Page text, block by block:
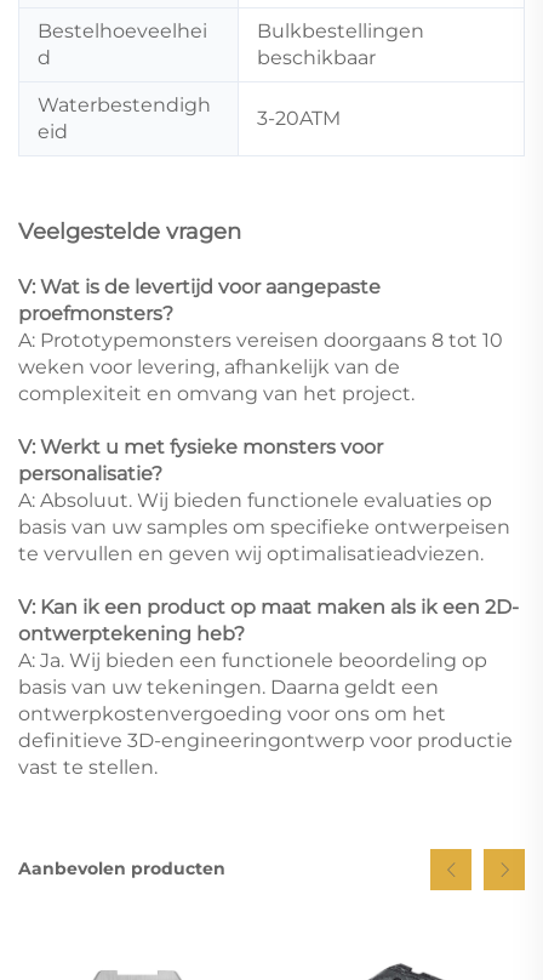
Bestelhoeveelhei
d
Bulkbestellingen
beschikbaar
Waterbestendigh
eid
3-20ATM
Veelgestelde vragen
V: Wat is de levertijd voor aangepaste
proefmonsters?
A: Prototypemonsters vereisen doorgaans 8 tot 10
weken voor levering, afhankelijk van de
complexiteit en omvang van het project.
V: Werkt u met fysieke monsters voor
personalisatie?
A: Absoluut. Wij bieden functionele evaluaties op
basis van uw samples om specifieke ontwerpeisen
te vervullen en geven wij optimalisatieadviezen.
V: Kan ik een product op maat maken als ik een 2D-
ontwerptekening heb?
A: Ja. Wij bieden een functionele beoordeling op
basis van uw tekeningen. Daarna geldt een
ontwerpkostenvergoeding voor ons om het
definitieve 3D-engineeringontwerp voor productie
vast te stellen.
Aanbevolen producten